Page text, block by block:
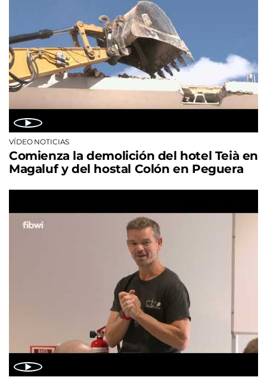
VÍDEO NOTICIAS
Comienza la demolición del hotel Teià en
Magaluf y del hostal Colón en Peguera